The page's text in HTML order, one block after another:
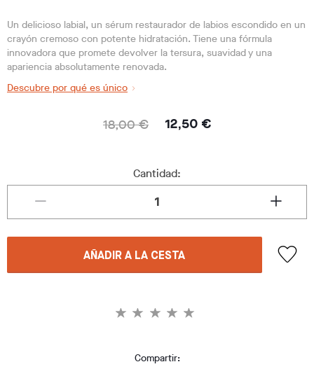
Un delicioso labial, un sérum restaurador de labios escondido en un
crayón cremoso con potente hidratación. Tiene una fórmula
innovadora que promete devolver la tersura, suavidad y una
apariencia absolutamente renovada.
Descubre por qué es único
18,00 € 12,50 €
Cantidad:
AÑADIR A LA CESTA
Compartir: